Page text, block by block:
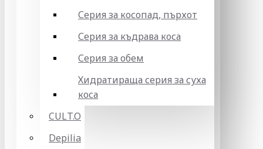
Серия за косопад, пърхот
Серия за къдрава коса
Серия за обем
Хидратираща серия за суха
коса
CULT.O
Depilia